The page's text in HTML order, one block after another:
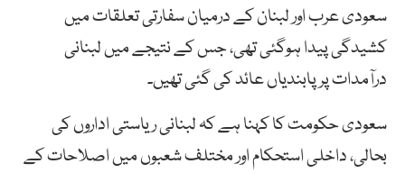
سعودی عرب اور لبنان کے درمیان سفارتی تعلقات میں
کشیدگی پیدا ہوگئی تھی، جس کے نتیجے میں لبنانی
درآمدات پر پابندیاں عائد کی گئی تھیں۔
سعودی حکومت کا کہنا ہے کہ لبنانی ریاستی اداروں کی
بحالی، داخلی استحکام اور مختلف شعبوں میں اصلاحات کے